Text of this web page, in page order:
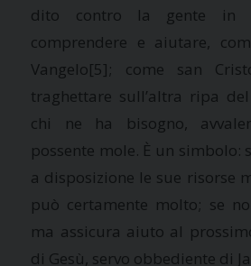
dito contro la gente in
comprendere e aiutare,
Vangelo[5]; come san
traghettare sull’altra ripa
chi ne ha bisogno,
possente mole. È un simbolo:
a disposizione le sue risorse
può certamente molto; se
ma assicura aiuto al
di Gesù, servo obbediente di